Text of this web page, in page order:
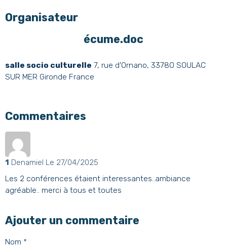
Organisateur
écume.doc
salle socio culturelle 7, rue d'Ornano, 33780 SOULAC
SUR MER Gironde France
Commentaires
1 Denamiel Le 27/04/2025
Les 2 conférences étaient interessantes..ambiance
agréable.. merci à tous et toutes
Ajouter un commentaire
Nom